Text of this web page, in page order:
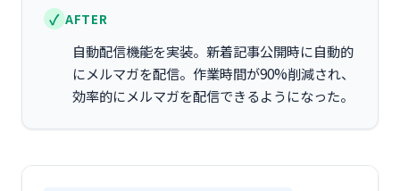
AFTER
自動配信機能を実装。新着記事公開時に自動的
にメルマガを配信。作業時間が90%削減され、
効率的にメルマガを配信できるようになった。